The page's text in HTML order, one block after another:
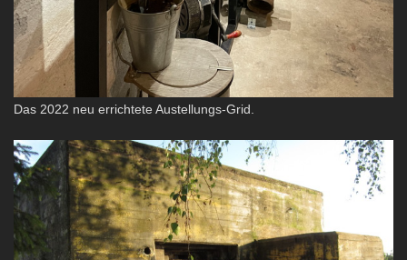
Das 2022 neu errichtete Austellungs-Grid.